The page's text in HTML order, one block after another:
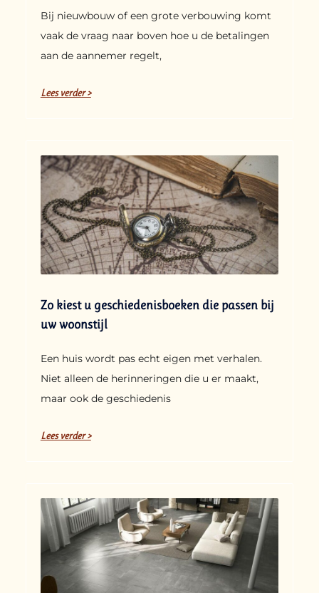
Bij nieuwbouw of een grote verbouwing komt
vaak de vraag naar boven hoe u de betalingen
aan de aannemer regelt,
Lees verder >
Zo kiest u geschiedenisboeken die passen bij
uw woonstijl
Een huis wordt pas echt eigen met verhalen.
Niet alleen de herinneringen die u er maakt,
maar ook de geschiedenis
Lees verder >